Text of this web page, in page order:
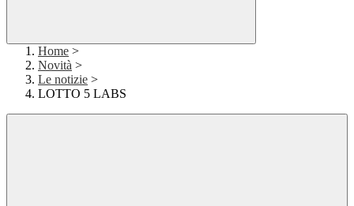
Home >
Novità >
Le notizie >
LOTTO 5 LABS